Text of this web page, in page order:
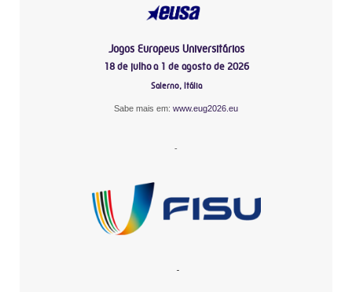
Jogos Europeus Universitários
18 de julho a 1 de agosto de 2026
Salerno, Itália
Sabe mais em: www.eug2026.eu
-
-